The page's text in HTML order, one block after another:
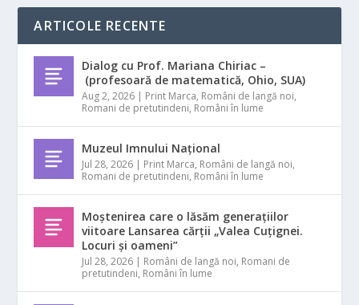
ARTICOLE RECENTE
Dialog cu Prof. Mariana Chiriac –
(profesoară de matematică, Ohio, SUA)
Aug 2, 2026 | Print Marca, Români de langă noi,
Romani de pretutindeni, Români în lume
Muzeul Imnului Național
Jul 28, 2026 | Print Marca, Români de langă noi,
Romani de pretutindeni, Români în lume
Moștenirea care o lăsăm generațiilor
viitoare Lansarea cărții „Valea Cuțignei.
Locuri și oameni”
Jul 28, 2026 | Români de langă noi, Romani de
pretutindeni, Români în lume